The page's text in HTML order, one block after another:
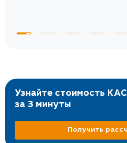
Узнайте стоимость
за 3 минуты
Получить